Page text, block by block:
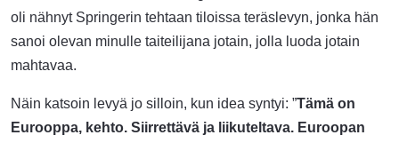
oli nähnyt Springerin tehtaan tiloissa teräslevyn, jonka hän
sanoi olevan minulle taiteilijana jotain, jolla luoda jotain
mahtavaa.
Näin katsoin levyä jo silloin, kun idea syntyi: ”Tämä on
Eurooppa, kehto. Siirrettävä ja liikuteltava. Euroopan